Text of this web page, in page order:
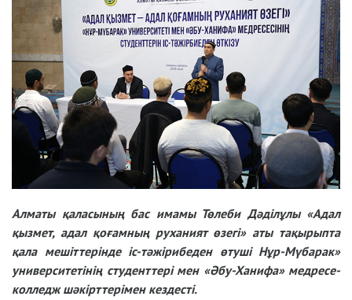
Алматы қаласының бас имамы Төлеби Дәділұлы «Адал
қызмет, адал қоғамның руханият өзегі» аты тақырыпта
қала мешіттерінде іс-тәжірибеден өтуші Нұр-Мүбарак»
университетінің студенттері мен «Әбу-Ханифа» медресе-
колледж шәкірттерімен кездесті.